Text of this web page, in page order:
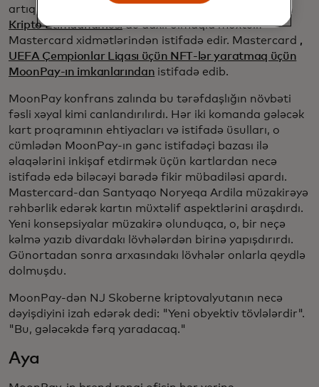
artıq istifadəçiləri və əməliyyatları təsdiqləmək üçün
Kripto Etimadnaməsidə daxil olmaqla müxtəlif
Mastercard xidmətlərindən istifadə edir. Mastercard ,
UEFA Çempionlar Liqası üçün NFT-lər yaratmaq üçün
MoonPay-ın imkanlarından istifadə edib.
MoonPay konfrans zalında bu tərəfdaşlığın növbəti
fəsli xəyal kimi canlandırılırdı. Hər iki komanda gələcək
kart proqramının ehtiyacları və istifadə üsulları, o
cümlədən MoonPay-ın gənc istifadəçi bazası ilə
əlaqələrini inkişaf etdirmək üçün kartlardan necə
istifadə edə biləcəyi barədə fikir mübadiləsi apardı.
Mastercard-dan Santyaqo Noryeqa Ardila müzakirəyə
rəhbərlik edərək kartın müxtəlif aspektlərini araşdırdı.
Yeni konsepsiyalar müzakirə olunduqca, o, bir neçə
kəlmə yazıb divardakı lövhələrdən birinə yapışdırırdı.
Günortadan sonra arxasındakı lövhələr onlarla qeydlə
dolmuşdu.
MoonPay-dən NJ Skoberne kriptovalyutanın necə
dəyişdiyini izah edərək dedi: "Yeni obyektiv tövlələrdir".
"Bu, gələcəkdə fərq yaradacaq."
Aya